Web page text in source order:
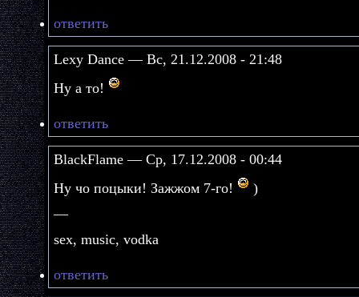
ответить
Lexy Dance — Вс, 21.12.2008 - 21:48
Ну а то!
ответить
BlackFlame — Ср, 17.12.2008 - 00:44
Ну чо поцыки! Зажжом 7-го!
)
—
sex, music, vodka
ответить